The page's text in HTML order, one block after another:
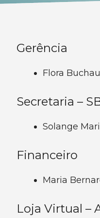
Gerência
Flora
Secretaria –
Solange
Financeiro
Maria
Loja Virtual –